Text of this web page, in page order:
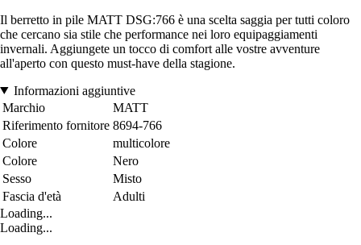
Il berretto in pile MATT DSG:766 è una scelta saggia per tutti coloro
che cercano sia stile che performance nei loro equipaggiamenti
invernali. Aggiungete un tocco di comfort alle vostre avventure
all'aperto con questo must-have della stagione.
Informazioni aggiuntive
Marchio
MATT
Riferimento fornitore 8694-766
Colore
multicolore
Colore
Nero
Sesso
Misto
Fascia d'età
Adulti
Loading...
Loading...